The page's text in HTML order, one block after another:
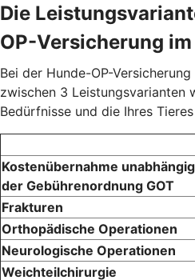
Die
OP-Versicherung
Bei der Hunde-OP-
zwischen 3 Leistungsvarianten
Bedürfnisse und die Ihres
Kostenübernahme
der Gebührenordnung GOT
Frakturen
Orthopädische Operationen
Neurologische Operationen
Weichteilchirurgie